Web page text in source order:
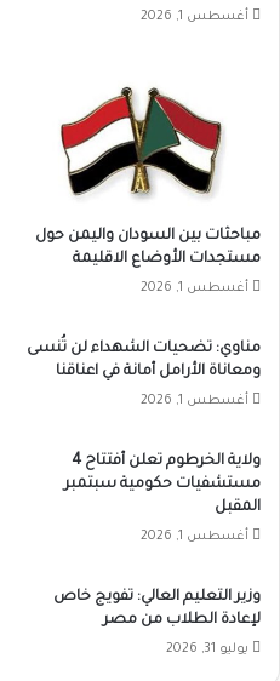
أغسطس 1, 2026
مباحثات بين السودان واليمن حول
مستجدات الأوضاع الاقليمة
أغسطس 1, 2026
مناوي: تضحيات الشهداء لن تُنسى
ومعاناة الأرامل أمانة في اعناقنا
أغسطس 1, 2026
ولاية الخرطوم تعلن أفتتاح 4
مستشفيات حكومية سبتمبر
المقبل
أغسطس 1, 2026
وزير التعليم العالي: تفويج خاص
لإعادة الطلاب من مصر
يوليو 31, 2026